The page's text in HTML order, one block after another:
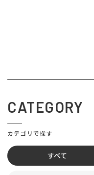
CATEGORY
カテゴリで探す
すべて